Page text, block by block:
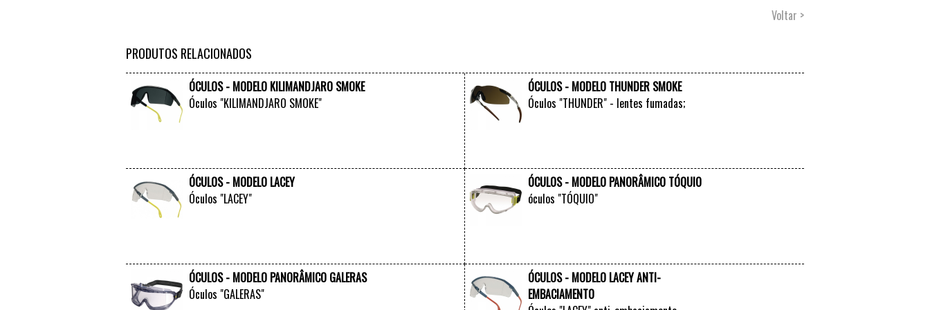
Voltar >
PRODUTOS RELACIONADOS
ÓCULOS - MODELO KILIMANDJARO SMOKE
Óculos "KILIMANDJARO SMOKE"
ÓCULOS - MODELO THUNDER SMOKE
Óculos "THUNDER" - lentes fumadas;
ÓCULOS - MODELO LACEY
Óculos "LACEY"
ÓCULOS - MODELO PANORÂMICO TÓQUIO
óculos "TÓQUIO"
ÓCULOS - MODELO PANORÂMICO GALERAS
Óculos "GALERAS"
ÓCULOS - MODELO LACEY ANTI-
EMBACIAMENTO